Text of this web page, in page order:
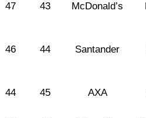
47 43 McDonald’s
46 44 Santander
44 45 AXA